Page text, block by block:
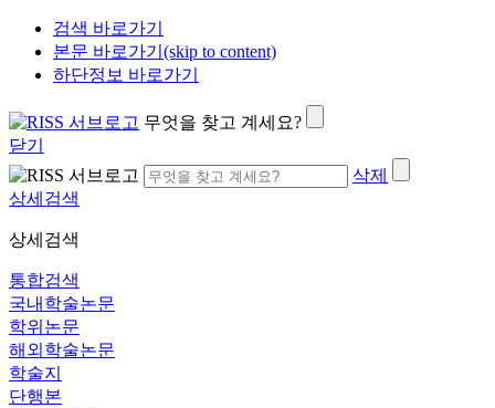
검색 바로가기
본문 바로가기(skip to content)
하단정보 바로가기
무엇을 찾고 계세요?
닫기
삭제
상세검색
상세검색
통합검색
국내학술논문
학위논문
해외학술논문
학술지
단행본